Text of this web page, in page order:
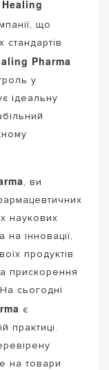
що
Pharma
у
ідеальну
, ви
наукових
інновації,
продуктів
прискорення
сьогодні
є
практиці.
на товари